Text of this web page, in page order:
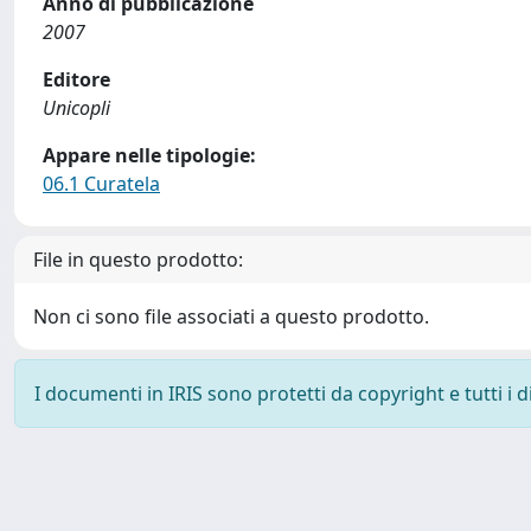
2007
Editore
Unicopli
Appare nelle tipologie:
06.1 Curatela
File in questo prodotto:
Non ci sono file associati a questo prodotto.
I documenti in IRIS sono protetti da copyright e tutti i